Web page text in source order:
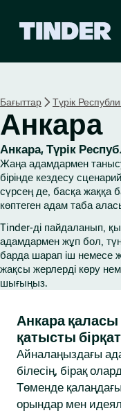
r
e
Бағыттар Түрік
Анкара
Анкара, Түрік
Жаңа адамдармен
бірінде кездесу
сүрсең де, басқа жаққа
көптеген адам таба
Tinder-ді пайдаланып,
адамдармен жұп бол,
барда шарап іш немесе
жақсы жерлерді көру
шығыңыз.
Анкара
қатысты
Айналаңыздағы
білесің, бірақ
Төменде
орындар мен